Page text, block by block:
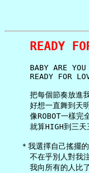
READY
BABY ARE YOU
READY FOR
把每個節奏放進
     好想一直舞到天明
像ROBOT一樣完
就算HIGH到三天
＊我選擇自己搖擺
不在乎別人對我
我向所有的人比